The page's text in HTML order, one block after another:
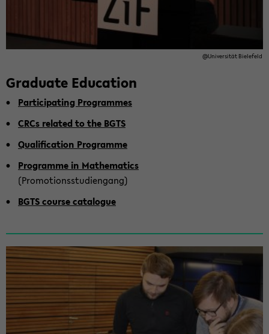
@Uni­ver­sität Biele­feld
Grad­u­ate Ed­u­ca­tion
Par­tic­i­pat­ing Pro­grammes
CRCs re­lated to the BGTS
Qual­i­fi­ca­tion Pro­gramme
Pro­gramme in Math­e­mat­ics
(Pro­mo­tion­sstu­di­en­gang)
BGTS course cat­a­logue